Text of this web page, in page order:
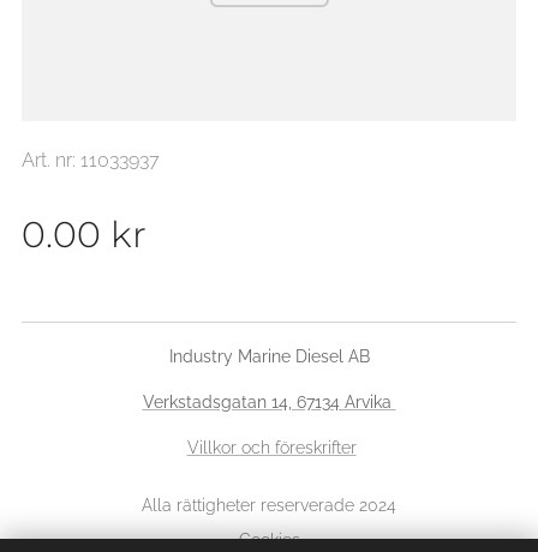
Art. nr: 11033937
0.00 kr
Industry Marine Diesel AB
Verkstadsgatan 14, 67134 Arvika
Villkor och föreskrifter
Alla rättigheter reserverade 2024
Cookies